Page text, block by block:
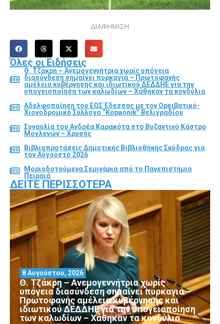
ΔΙΑΦΗΜΙΣΗ
Όλες οι Ειδήσεις
Θ. Τζάκρη – Ανεμογεννήτρια χωρίς υπόγεια
διασύνδεση σημαίνει πυρκαγιά – Πρωτοφανής
αμέλεια κυβέρνησης και ιδιωτικού ΔΕΔΔΗΕ για την
υπογειοποίηση των καλωδίων – Χάθηκαν τα κονδύλια
Αδελφοποίηση του ΕΟΣ Έδεσσας με τον Ορειβατικό-
Χιονοδρομικό Σύλλογο “Kopaonik” Βελιγραδίου
Συναυλία του Ανδρέα Καρακότα στο Βυζαντινό Κάστρο
Μογλενών – Χρυσής
Βιβλιοπροτάσεις Δημοτικής Βιβλιοθήκης Σκύδρας για
τον Αύγούστο 2026
Μοριοδοτούμενα Σεμινάρια από το Πανεπιστήμιο
Πειραιά
ΔΕΊΤΕ ΠΕΡΙΣΣΌΤΕΡΑ
Θ. Τζάκρη – Ανεμογεννήτρια χωρίς
υπόγεια διασύνδεση σημαίνει πυρκαγιά –
Πρωτοφανής αμέλεια κυβέρνησης και
ιδιωτικού ΔΕΔΔΗΕ για την υπογειοποίηση
των καλωδίων – Χάθηκαν τα κονδύλια
8 Αυγούστου, 2026